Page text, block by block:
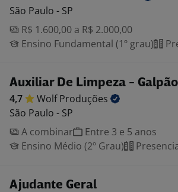
São Paulo - SP
R$ 1.600,00 a R$ 2.000,00
Ensino Fundamental (1º grau)
Auxiliar De Limpeza - Galpão
4,7 WolfProduções
São Paulo - SP
A combinar
Entre 3 e 5 anos
Ensino Médio (2º Grau)
Ajudante Geral